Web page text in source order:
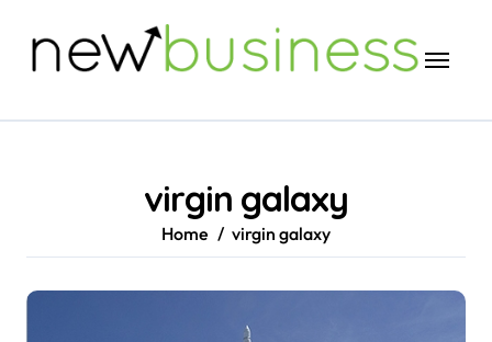
virgin galaxy
Home virgin galaxy